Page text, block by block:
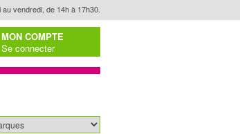
vendredi, de 14h à 17h30.
MON COMPTE
Se connecter